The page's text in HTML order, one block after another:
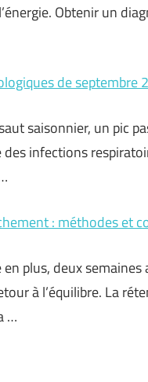
Obtenir un
de septembre
saisonnier, un pic
infections
: méthodes et
plus, deux semaines
à l’équilibre. La
…